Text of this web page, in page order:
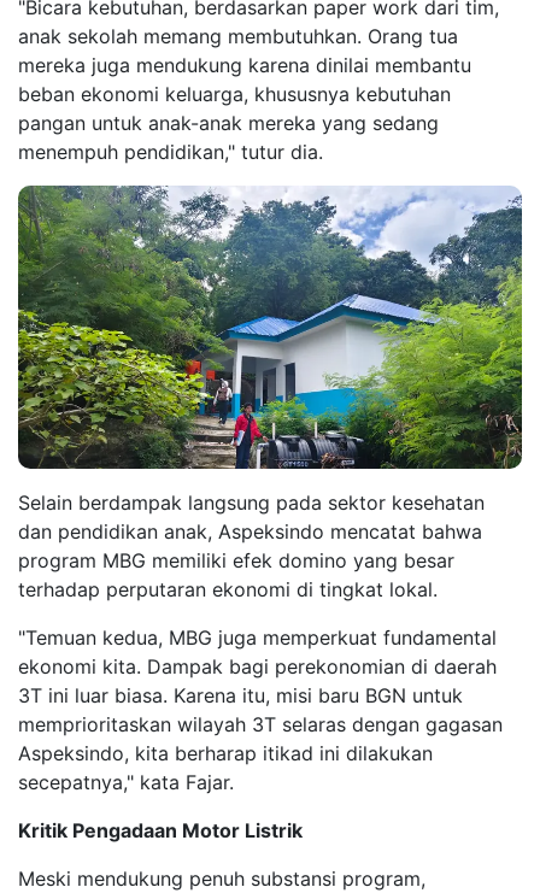
"Bicara kebutuhan, berdasarkan paper work dari tim,
anak sekolah memang membutuhkan. Orang tua
mereka juga mendukung karena dinilai membantu
beban ekonomi keluarga, khususnya kebutuhan
pangan untuk anak-anak mereka yang sedang
menempuh pendidikan," tutur dia.
Selain berdampak langsung pada sektor kesehatan
dan pendidikan anak, Aspeksindo mencatat bahwa
program MBG memiliki efek domino yang besar
terhadap perputaran ekonomi di tingkat lokal.
"Temuan kedua, MBG juga memperkuat fundamental
ekonomi kita. Dampak bagi perekonomian di daerah
3T ini luar biasa. Karena itu, misi baru BGN untuk
memprioritaskan wilayah 3T selaras dengan gagasan
Aspeksindo, kita berharap itikad ini dilakukan
secepatnya," kata Fajar.
Kritik Pengadaan Motor Listrik
Meski mendukung penuh substansi program,